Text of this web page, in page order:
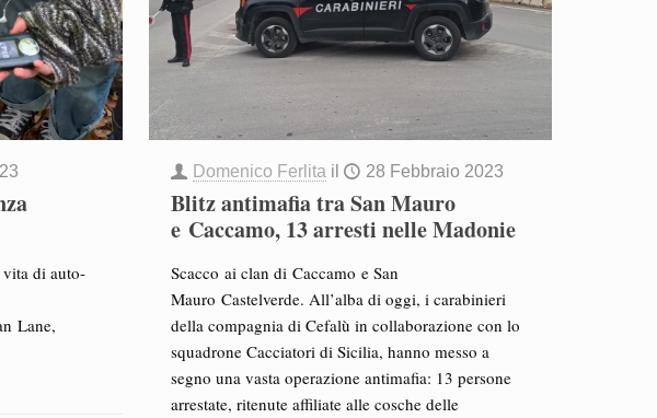
di auto-
Lane,
Domenico Ferlita il 28 Febbraio 2023
Blitz antimafia tra San Mauro
e Caccamo, 13 arresti nelle Madonie
Scacco ai clan di Caccamo e San
Mauro Castelverde. All’alba di oggi, i carabinieri
della compagnia di Cefalù in collaborazione con lo
squadrone Cacciatori di Sicilia, hanno messo a
segno una vasta operazione antimafia: 13 persone
arrestate, ritenute affiliate alle cosche delle